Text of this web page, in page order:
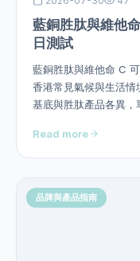
藍銅胜肽與維他
日測試
藍銅胜肽與維他命 C
香港常見氣候與生活
基底與胜肽產品各異，
成分或作過度功效承諾。
Read more
品牌與產品指南